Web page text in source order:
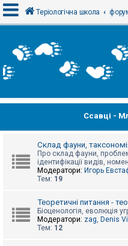
х
і
т
р
а
Теріологічна школа
Ссавці -
Склад фауни,
Про склад фауни,
ідентифікації видів,
Модератори: Игорь
Тем: 19
Теоретичні питання -
Біоценологія, еволюція
Модератори: zag, Denis
Тем: 12